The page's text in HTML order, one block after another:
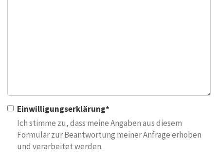
Einwilligungserklärung*
Ich stimme zu, dass meine Angaben aus diesem
Formular zur Beantwortung meiner Anfrage erhoben
und verarbeitet werden.